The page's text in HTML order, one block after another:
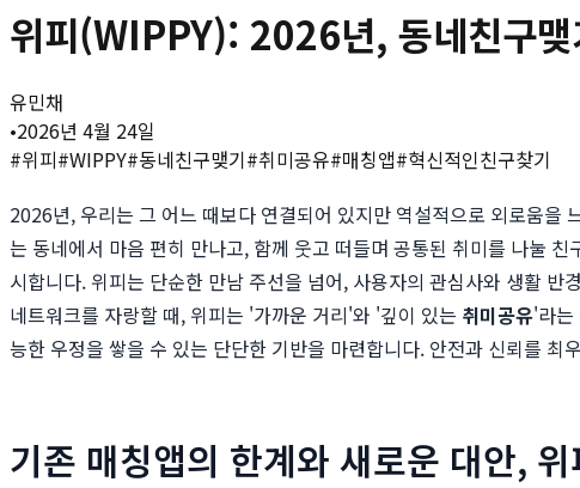
위피(WIPPY): 2026년, 동네친구맺
유민채
•2026년 4월 24일
#위피#WIPPY#동네친구맺기#취미공유#매칭앱#혁신적인친구찾기
2026년, 우리는 그 어느 때보다 연결되어 있지만 역설적으로 외로움을
는 동네에서 마음 편히 만나고, 함께 웃고 떠들며 공통된 취미를 나눌
시합니다. 위피는 단순한 만남 주선을 넘어, 사용자의 관심사와 생활 반
네트워크를 자랑할 때, 위피는 '가까운 거리'와 '깊이 있는 취미공유'라는
능한 우정을 쌓을 수 있는 단단한 기반을 마련합니다. 안전과 신뢰를
기존 매칭앱의 한계와 새로운 대안,